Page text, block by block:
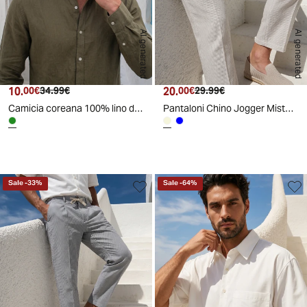
AI generated
Prezzo attuale
10.00€ Prezzo originale
34.99€
Camicia coreana 100% lino da uomo - Verde kaki
AI generated
Prezzo attuale
20.00€ Prezzo originale
29.99€
Pantaloni Chino Jogger Misto Lino Rigati - Beige
Sale-33% Sale-64%